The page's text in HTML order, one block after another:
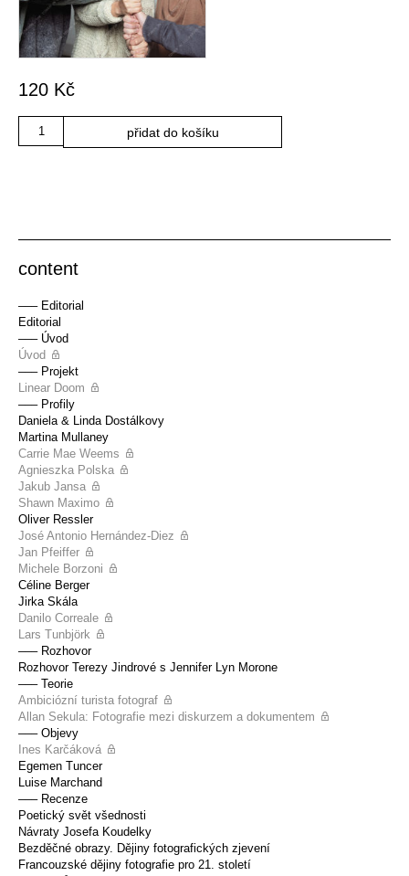
120 Kč
Množství
přidat do košíku
content
––– Editorial
Editorial
––– Úvod
Úvod
––– Projekt
Linear Doom
––– Profily
Daniela & Linda Dostálkovy
Martina Mullaney
Carrie Mae Weems
Agnieszka Polska
Jakub Jansa
Shawn Maximo
Oliver Ressler
José Antonio Hernández-Diez
Jan Pfeiffer
Michele Borzoni
Céline Berger
Jirka Skála
Danilo Correale
Lars Tunbjörk
––– Rozhovor
Rozhovor Terezy Jindrové s Jennifer Lyn Morone
––– Teorie
Ambiciózní turista fotograf
Allan Sekula: Fotografie mezi diskurzem a dokumentem
––– Objevy
Ines Karčáková
Egemen Tuncer
Luise Marchand
––– Recenze
Poetický svět všednosti
Návraty Josefa Koudelky
Bezděčné obrazy. Dějiny fotografických zjevení
Francouzské dějiny fotografie pro 21. století